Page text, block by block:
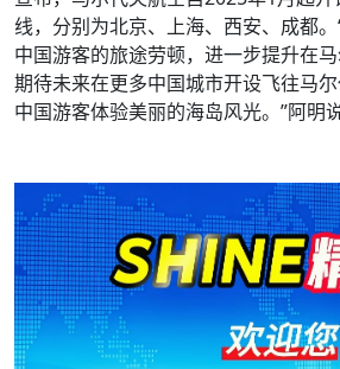
线，分别为北京、上海、西安、成都
中国游客的旅途劳顿，进一步提升在马
期待未来在更多中国城市开设飞往马
中国游客体验美丽的海岛风光。”阿明